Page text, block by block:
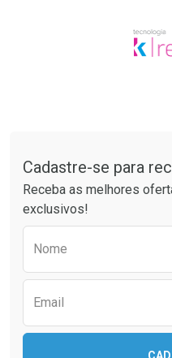
Cadastre-se para
Receba as melhores
exclusivos!
Nome
Email